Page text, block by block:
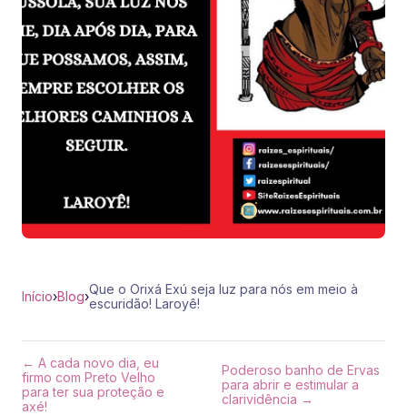
Início›Blog›Que o Orixá Exú seja luz para nós em meio à
escuridão! Laroyê!
← A cada novo dia, eu
firmo com Preto Velho
para ter sua proteção e
axé!
Poderoso banho de Ervas
para abrir e estimular a
clarividência →